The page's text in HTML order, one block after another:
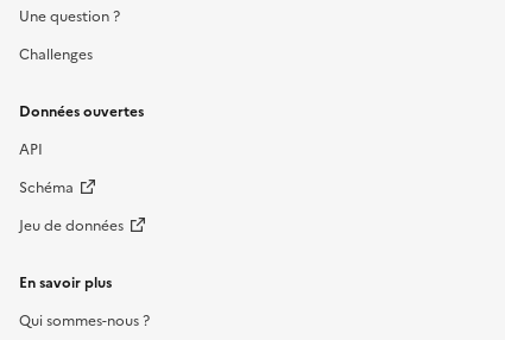
Une question ?
Challenges
Données ouvertes
API
Schéma
Jeu de données
En savoir plus
Qui sommes-nous ?